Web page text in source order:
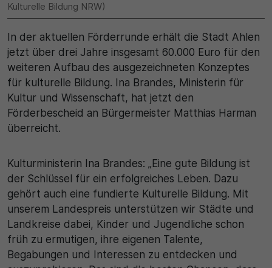
Kulturelle Bildung NRW)
In der aktuellen Förderrunde erhält die Stadt Ahlen
jetzt über drei Jahre insgesamt 60.000 Euro für den
weiteren Aufbau des ausgezeichneten Konzeptes
für kulturelle Bildung. Ina Brandes, Ministerin für
Kultur und Wissenschaft, hat jetzt den
Förderbescheid an Bürgermeister Matthias Harman
überreicht.
Kulturministerin Ina Brandes: „Eine gute Bildung ist
der Schlüssel für ein erfolgreiches Leben. Dazu
gehört auch eine fundierte Kulturelle Bildung. Mit
unserem Landespreis unterstützen wir Städte und
Landkreise dabei, Kinder und Jugendliche schon
früh zu ermutigen, ihre eigenen Talente,
Begabungen und Interessen zu entdecken und